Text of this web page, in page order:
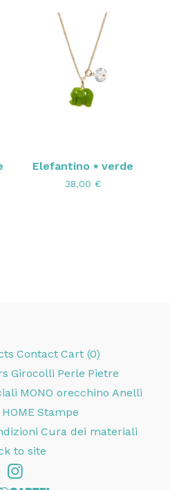
Elefantino ⭑ verde
38,00 €
Contact Cart (0)
Girocolli Perle Pietre
MONO orecchino Anelli
HOME Stampe
Cura dei materiali
to site